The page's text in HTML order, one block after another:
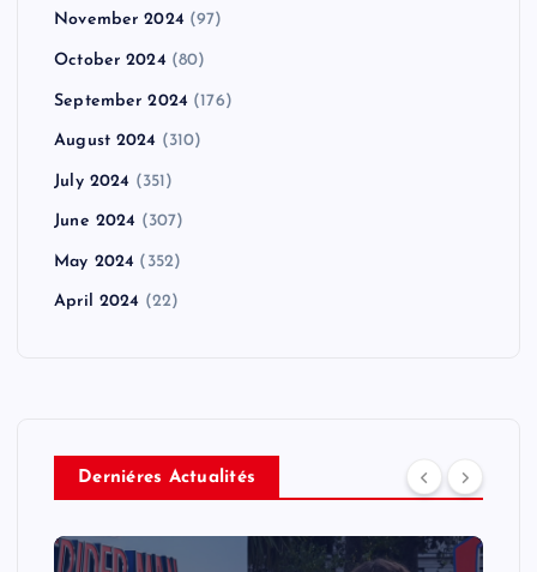
November 2024 (97)
October 2024 (80)
September 2024 (176)
August 2024 (310)
July 2024 (351)
June 2024 (307)
May 2024 (352)
April 2024 (22)
Derniéres Actualités